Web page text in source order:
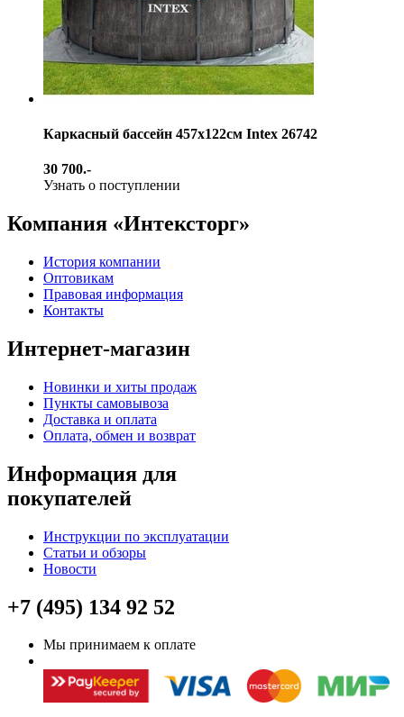
Каркасный бассейн 457х122см Intex 26742
30 700.-
Узнать о поступлении
Компания «Интексторг»
История компании
Оптовикам
Правовая информация
Контакты
Интернет-магазин
Новинки и хиты продаж
Пункты самовывоза
Доставка и оплата
Оплата, обмен и возврат
Информация для
покупателей
Инструкции по эксплуатации
Статьи и обзоры
Новости
+7 (495) 134 92 52
Мы принимаем к оплате